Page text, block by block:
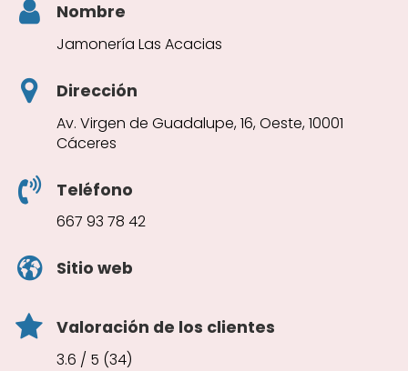
Nombre
Jamonería Las Acacias
Dirección
Av. Virgen de Guadalupe, 16, Oeste, 10001
Cáceres
Teléfono
667 93 78 42
Sitio web
Valoración de los clientes
3.6 / 5 (34)